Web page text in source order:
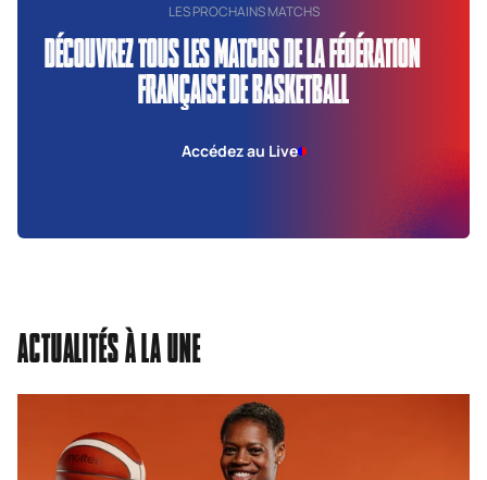
LES PROCHAINS MATCHS
DÉCOUVREZ TOUS LES MATCHS DE LA FÉDÉRATION
FRANÇAISE DE BASKETBALL
Accédez au Live
ACTUALITÉS À LA UNE